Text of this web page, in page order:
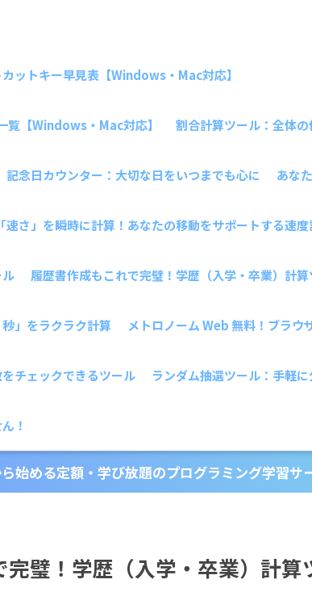
ットキー早見表【Windows・Mac対応】
覧【Windows・Mac対応】 割合計算ツール：全体
記念日カウンター：大切な日をいつまでも心に あな
「速さ」を瞬時に計算！あなたの移動をサポートする速
履歴書作成もこれで完璧！学歴（入学・卒業）計
」をラクラク計算 メトロノーム Web 無料！ブラウ
チェックできるツール ランダム抽選ツール：手軽に
！
始める定額・学び放題のプログラミング学習サ
璧！学歴（入学・卒業）計算